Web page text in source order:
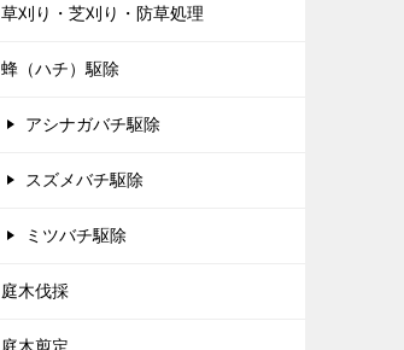
草刈り・芝刈り・防草処理
蜂（ハチ）駆除
アシナガバチ駆除
スズメバチ駆除
ミツバチ駆除
庭木伐採